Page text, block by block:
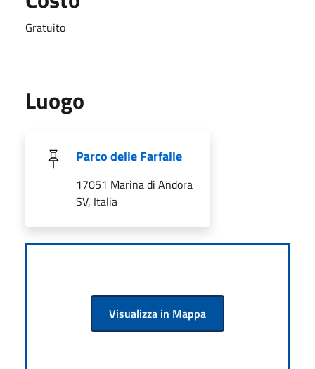
Gratuito
Luogo
Parco delle Farfalle
17051 Marina di Andora
SV, Italia
Visualizza in Mappa